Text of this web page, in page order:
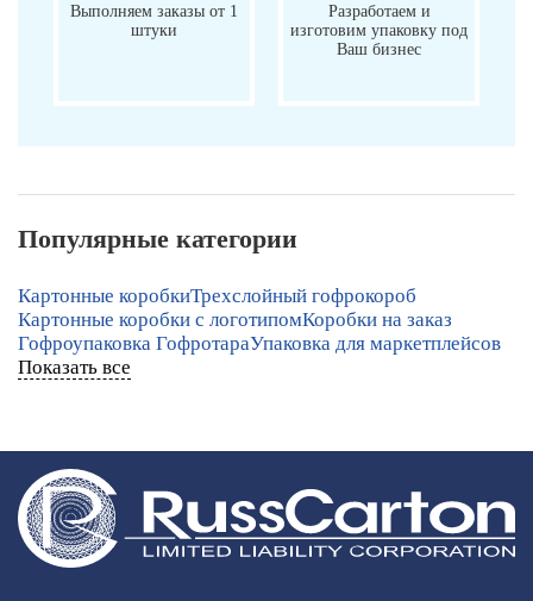
Выполняем заказы от 1
штуки
Разработаем и
изготовим упаковку под
Ваш бизнес
Популярные категории
Картонные коробкиТрехслойный гофрокороб
Картонные коробки с логотипомКоробки на заказ
Гофроупаковка ГофротараУпаковка для маркетплейсов
Показать все